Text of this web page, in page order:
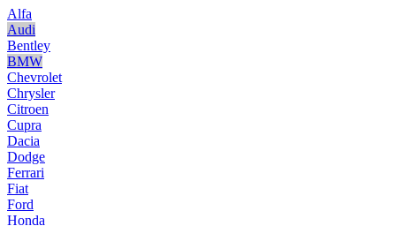
Alfa
Audi
Bentley
BMW
Chevrolet
Chrysler
Citroen
Cupra
Dacia
Dodge
Ferrari
Fiat
Ford
Honda